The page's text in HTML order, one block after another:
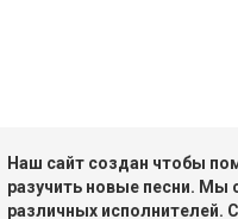
Наш сайт создан чтобы
разучить новые песни. Мы
различных исполнителей.